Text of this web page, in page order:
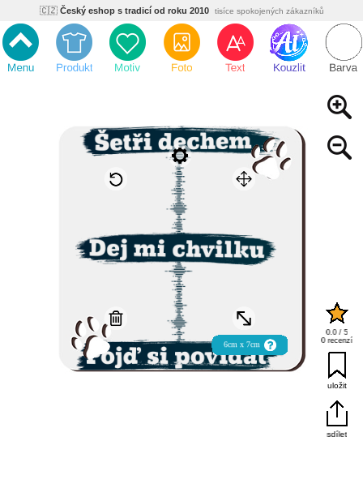
🇨🇿 Český eshop s tradicí od roku 2010 tisíce spokojených zákazníků
Ekologický a zdravotně nezávadný žádná čína, barvy s certifikáty
💡Inovativní výroba vlastní vývoj, nejnovější technologie
Rychlé dodání expedujeme do 24h
Český eshop s tradicí od roku 2010 tisíce spokojených zákazníků